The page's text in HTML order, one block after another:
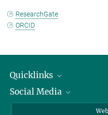
ResearchGate
ORCID
Quicklinks
IMPRS Graduiertenschule
Social Media